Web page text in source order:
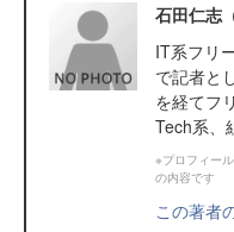
石田仁志
IT系フリ
で記者と
を経てフ
Tech系、
※プロフィー
の内容です
この著者